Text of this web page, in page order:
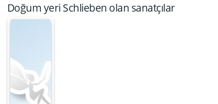
Doğum yeri Schlieben olan sanatçılar